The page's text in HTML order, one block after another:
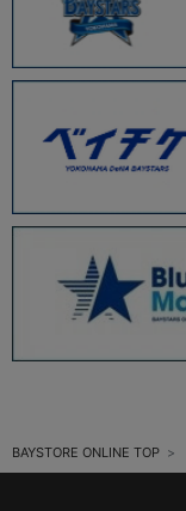
2025.10 (5)
2025.09 (5)
2025.08 (6)
2025.07 (6)
2025.05 (9)
2025.04 (9)
2025.03 (9)
2025.01 (12)
BAYSTORE ONLINE TOP